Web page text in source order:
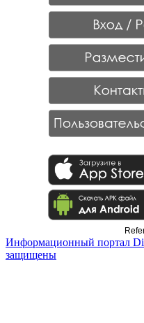
Информационный портал
защищены